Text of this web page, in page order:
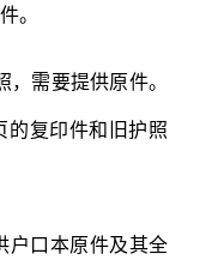
。
需要提供原件。
的复印件和旧护照
口本原件及其全